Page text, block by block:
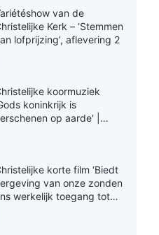
video ‘Wie is weer
te kruisigen’ | De
zijn opnieuw
film ‘Doorbreek de
Het bijwonen van het
de Heer
film ‘Verlangen’ | De
is al lang
van de
Kerk – ‘Stemmen
lofprijzing’, aflevering 2
koormuziek
koninkrijk is
op aarde' |
korte film ‘Biedt
van onze zonden
werkelijk toegang tot